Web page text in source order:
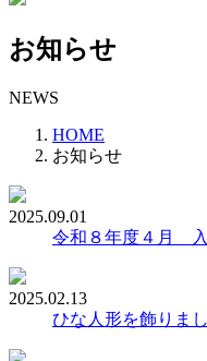
お知らせ
NEWS
HOME
お知らせ
2025.09.01
令和８年度４月
2025.02.13
ひな人形を飾りまし